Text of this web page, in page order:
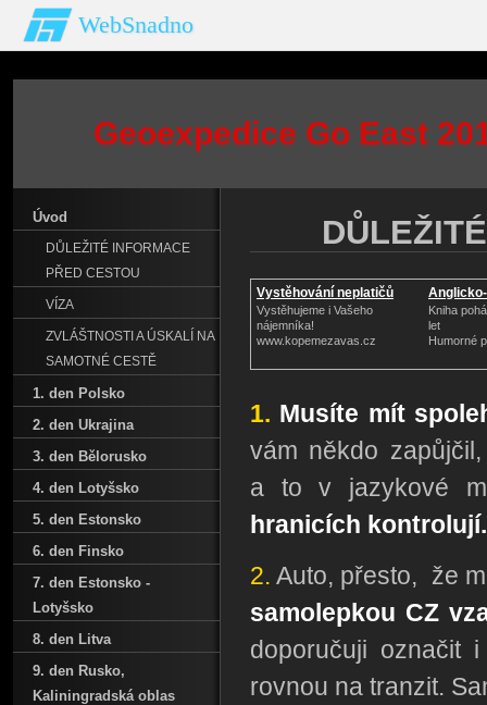
WebSnadno
Geoexpedice Go East
Vystěhování neplatičů
Vystěhujeme i Vašeho
nájemníka!
www.kopemezavas.cz
Kniha
let
Humorné
1. Musíte mít
vám někdo
a to v jazykové
hranicích kontrolují.
2. Auto, přesto, že
samolepkou CZ
doporučuji označit
rovnou na tranzit.
Úvod
DŮLEŽITÉ INFORMACE
PŘED CESTOU
VÍZA
ZVLÁŠTNOSTI A ÚSKALÍ NA
SAMOTNÉ CESTĚ
1. den Polsko
2. den Ukrajina
3. den Bělorusko
4. den Lotyšsko
5. den Estonsko
6. den Finsko
7. den Estonsko -
Lotyšsko
8. den Litva
9. den Rusko‚
Kaliningradská oblas